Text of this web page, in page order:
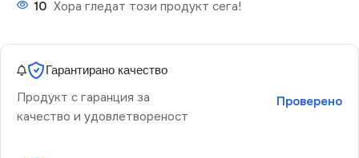
10 Хора гледат този продукт сега!
Гарантирано качество
Продукт с гаранция за
качество и удовлетвореност
Проверено